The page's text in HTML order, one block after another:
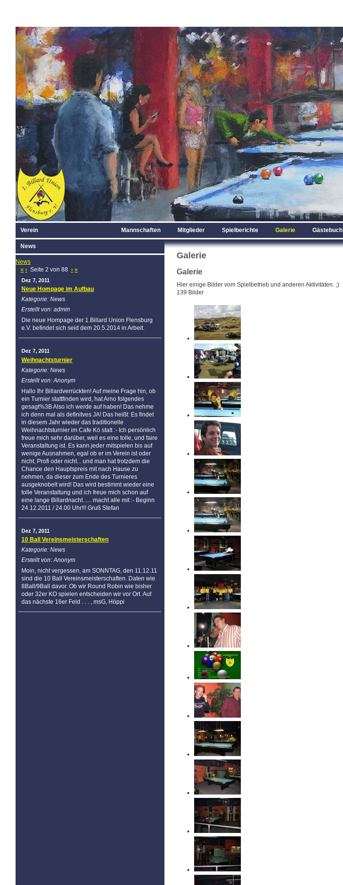
Verein Mannschaften Mitglieder Spielberichte Galerie Gästebuch
News
News
« ‹ Seite 2 von 88 › »
Dez 7, 2011
Neue Hompage im Aufbau
Kategorie: News
Erstellt von: admin
Die neue Hompage der 1.Billard Union Flensburg
e.V. befindet sich seid dem 20.5.2014 in Arbeit.
Dez 7, 2011
Weihnachtsturnier
Kategorie: News
Erstellt von: Anonym
Hallo Ihr Billardverrückten! Auf meine Frage hin, ob
ein Turnier stattfinden wird, hat Arno folgendes
gesagt%3B Also ich werde auf haben! Das nehme
ich denn mal als definitves JA! Das heißt: Es findet
in diesem Jahr wieder das traditionelle
Weihnachtsturnier im Cafe Kö statt :- Ich persönlich
freue mich sehr darüber, weil es eine tolle, und faire
Veranstaltung ist. Es kann jeder mitspielen bis auf
wenige Ausnahmen, egal ob er im Verein ist oder
nicht, Profi oder nicht... und man hat trotzdem die
Chance den Hauptspreis mit nach Hause zu
nehmen, da dieser zum Ende des Turnieres
ausgeknobelt wird! Das wird bestimmt wieder eine
tolle Veranstaltung und ich freue mich schon auf
eine lange Billardnacht...... macht alle mit :- Beginn
24.12.2011 / 24.00 Uhr!!! Gruß Stefan
Dez 7, 2011
10 Ball Vereinsmeisterschaften
Kategorie: News
Erstellt von: Anonym
Moin, nicht vergessen, am SONNTAG, den 11.12.11
sind die 10 Ball Vereinsmeisterschaften. Daten wie
8Ball/9Ball davor. Ob wir Round Robin wie bisher
oder 32er KO spielen entscheiden wir vor Ort. Auf
das nächste 16er Feld . . . , msG, Höppi
Galerie
Galerie
Hier einige Bilder vom Spielbetrieb und anderen Aktivitäten. ;)
139 Bilder